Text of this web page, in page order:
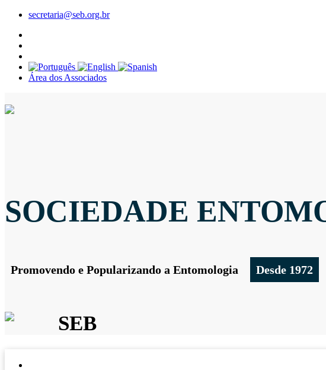
secretaria@seb.org.br
Área dos Associados
SOCIEDADE
Promovendo e Popularizando a Entomologia Desde 1972
SEB